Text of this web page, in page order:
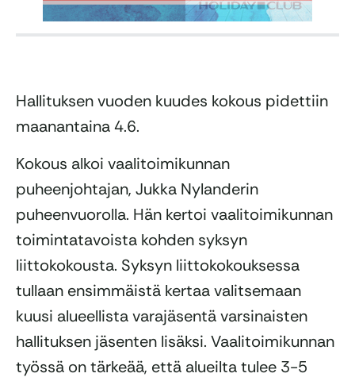
Hallituksen vuoden kuudes kokous pidettiin
maanantaina 4.6.
Kokous alkoi vaalitoimikunnan
puheenjohtajan, Jukka Nylanderin
puheenvuorolla. Hän kertoi vaalitoimikunnan
toimintatavoista kohden syksyn
liittokokousta. Syksyn liittokokouksessa
tullaan ensimmäistä kertaa valitsemaan
kuusi alueellista varajäsentä varsinaisten
hallituksen jäsenten lisäksi. Vaalitoimikunnan
työssä on tärkeää, että alueilta tulee 3-5